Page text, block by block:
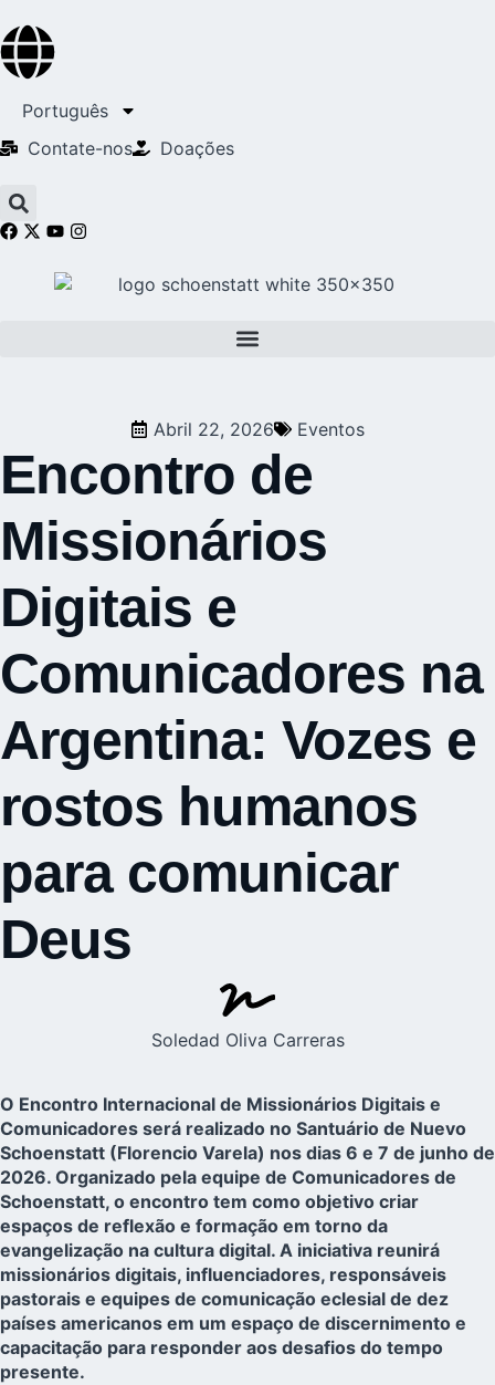
Português
Contate-nos
Doações
Abril 22, 2026 Eventos
Encontro de
Missionários
Digitais e
Comunicadores na
Argentina: Vozes e
rostos humanos
para comunicar
Deus
Soledad Oliva Carreras
O Encontro Internacional de Missionários Digitais e
Comunicadores será realizado no Santuário de Nuevo
Schoenstatt (Florencio Varela) nos dias 6 e 7 de junho de
2026. Organizado pela equipe de Comunicadores de
Schoenstatt, o encontro tem como objetivo criar
espaços de reflexão e formação em torno da
evangelização na cultura digital. A iniciativa reunirá
missionários digitais, influenciadores, responsáveis
pastorais e equipes de comunicação eclesial de dez
países americanos em um espaço de discernimento e
capacitação para responder aos desafios do tempo
presente.